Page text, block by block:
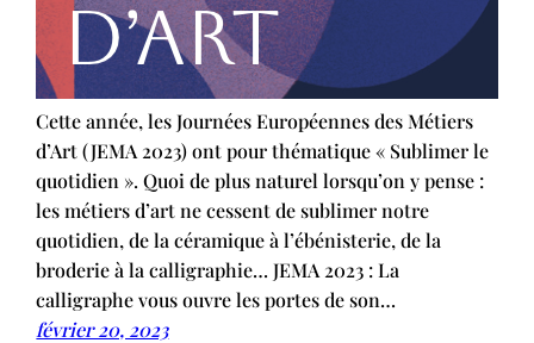
Cette année, les Journées Européennes des Métiers
d’Art (JEMA 2023) ont pour thématique « Sublimer le
quotidien ». Quoi de plus naturel lorsqu’on y pense :
les métiers d’art ne cessent de sublimer notre
quotidien, de la céramique à l’ébénisterie, de la
broderie à la calligraphie… JEMA 2023 : La
calligraphe vous ouvre les portes de son…
février 20, 2023